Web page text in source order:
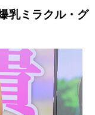
乳ミラクル・グ